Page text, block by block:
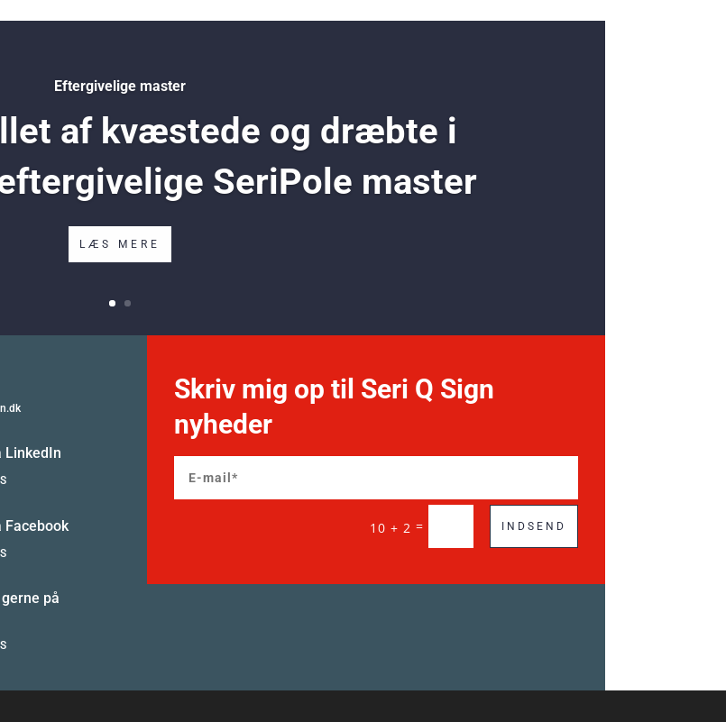
Eftergivelige master
af kvæstede og dræbte i
SeriPole master
LÆS MERE
LinkedIn
Facebook
på
Skriv mig op til Seri Q Sign
nyheder
10 + 2 = INDSEND